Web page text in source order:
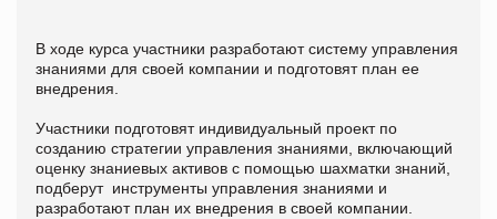
В ходе курса участники разработают систему управления
знаниями для своей компании и подготовят план ее
внедрения.
Участники подготовят индивидуальный проект по
созданию стратегии управления знаниями, включающий
оценку знаниевых активов с помощью шахматки знаний,
подберут инструменты управления знаниями и
разработают план их внедрения в своей компании.